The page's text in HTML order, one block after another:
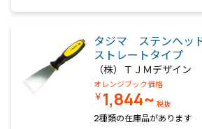
タジマ ステンヘッ
ストレートタイプ
（株）ＴＪＭデザイン
オレンジブック価格
￥1,844~ 税抜
2種類の在庫品があります